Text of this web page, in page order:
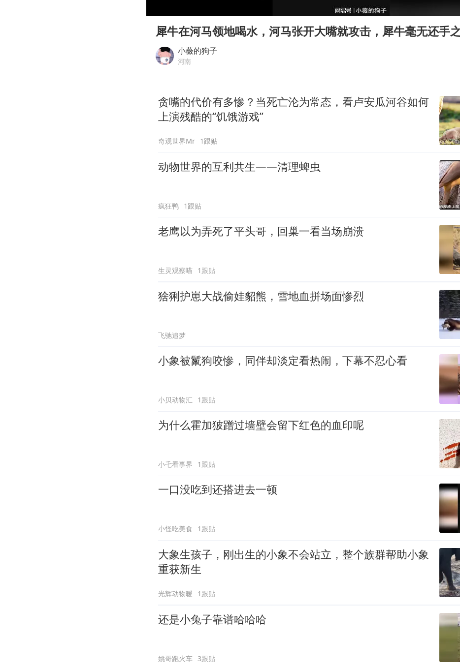
我国编制完成新版全月地质图
郑国霖回应去景区上班被保安拦下
首次证实！“胶球”存在
东方甄选被判赔偿江小白30万元
犀牛在河马领地喝水，河马张开大嘴就攻击，犀牛毫无还手
小薇的狗子
河南
贪嘴的代价有多惨？当死亡沦为常态，看卢安瓜河谷如何
上演残酷的“饥饿游戏”
奇观世界Mr 1跟贴
动物世界的互利共生——清理蜱虫
疯狂鸭 1跟贴
老鹰以为弄死了平头哥，回巢一看当场崩溃
生灵观察喵 1跟贴
猞猁护崽大战偷娃貂熊，雪地血拼场面惨烈
飞驰追梦
小象被鬣狗咬惨，同伴却淡定看热闹，下幕不忍心看
小贝动物汇 1跟贴
为什么霍加狓蹭过墙壁会留下红色的血印呢
小乇看事界 1跟贴
一口没吃到还搭进去一顿
小怪吃美食 1跟贴
大象生孩子，刚出生的小象不会站立，整个族群帮助小象
重获新生
光辉动物暖 1跟贴
还是小兔子靠谱哈哈哈
姚哥跑火车 3跟贴